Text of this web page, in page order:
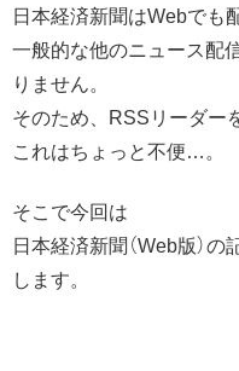
日本経済新聞はWebでも
一般的な他のニュース配
りません。
そのため、RSSリーダー
これはちょっと不便…。
そこで今回は
日本経済新聞（Web版）
します。